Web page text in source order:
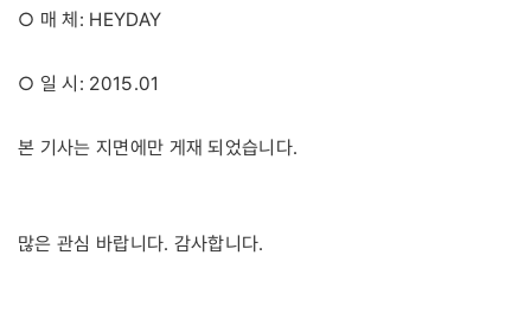
○ 매 체: HEYDAY
○ 일 시: 2015.01
본 기사는 지면에만 게재 되었습니다.
많은 관심 바랍니다. 감사합니다.